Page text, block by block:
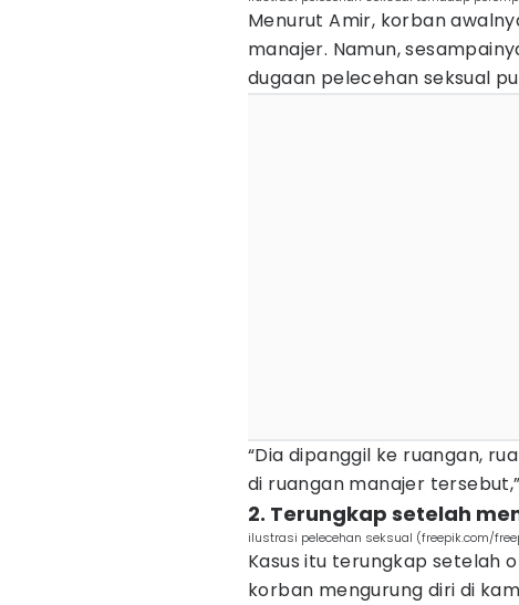
Menurut Amir, korban
manajer. Namun,
dugaan pelecehan seksual
“Dia dipanggil ke ruangan,
di ruangan manajer
2. Terungkap setelah
ilustrasi pelecehan seksual (freepik.com/
Kasus itu terungkap setelah
korban mengurung diri di